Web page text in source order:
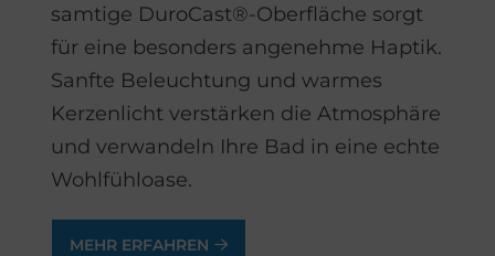
samtige DuroCast®-Oberfläche sorgt
für eine besonders angenehme Haptik.
Sanfte Beleuchtung und warmes
Kerzenlicht verstärken die Atmosphäre
und verwandeln Ihre Bad in eine echte
Wohlfühloase.
MEHR ERFAHREN